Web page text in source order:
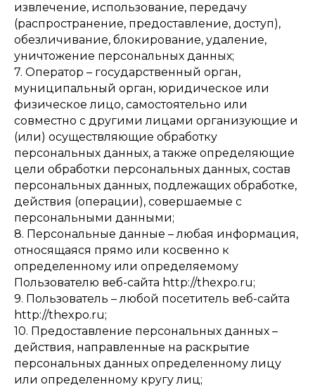
извлечение, использование, передачу
(распространение, предоставление, доступ),
обезличивание, блокирование, удаление,
уничтожение персональных данных;
7. Оператор – государственный орган,
муниципальный орган, юридическое или
физическое лицо, самостоятельно или
совместно с другими лицами организующие и
(или) осуществляющие обработку
персональных данных, а также определяющие
цели обработки персональных данных, состав
персональных данных, подлежащих обработке,
действия (операции), совершаемые с
персональными данными;
8. Персональные данные – любая информация,
относящаяся прямо или косвенно к
определенному или определяемому
Пользователю веб-сайта http://thexpo.ru;
9. Пользователь – любой посетитель веб-сайта
http://thexpo.ru;
10. Предоставление персональных данных –
действия, направленные на раскрытие
персональных данных определенному лицу
или определенному кругу лиц;